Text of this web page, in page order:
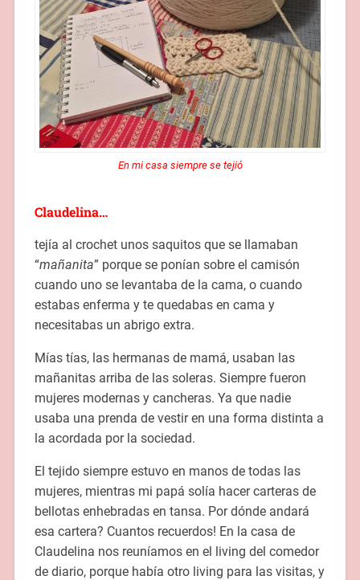
En mi casa siempre se tejió
Claudelina…
tejía al crochet unos saquitos que se llamaban
“mañanita” porque se ponían sobre el camisón
cuando uno se levantaba de la cama, o cuando
estabas enferma y te quedabas en cama y
necesitabas un abrigo extra.
Mías tías, las hermanas de mamá, usaban las
mañanitas arriba de las soleras. Siempre fueron
mujeres modernas y cancheras. Ya que nadie
usaba una prenda de vestir en una forma distinta a
la acordada por la sociedad.
El tejido siempre estuvo en manos de todas las
mujeres, mientras mi papá solía hacer carteras de
bellotas enhebradas en tansa. Por dónde andará
esa cartera? Cuantos recuerdos! En la casa de
Claudelina nos reuníamos en el living del comedor
de diario, porque había otro living para las visitas, y